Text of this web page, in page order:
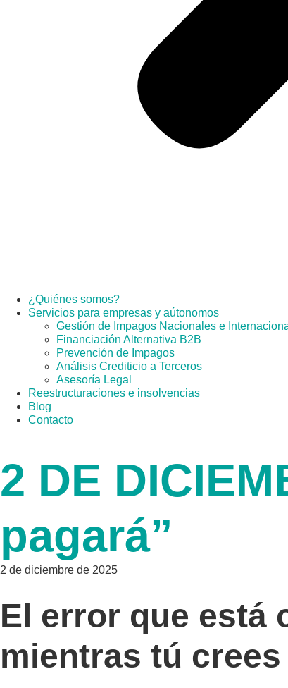
¿Quiénes somos?
Servicios para empresas y aútonomos
Gestión de Impagos Nacionales e
Financiación Alternativa B2B
Prevención de Impagos
Análisis Crediticio a Terceros
Asesoría Legal
Reestructuraciones e insolvencias
Blog
Contacto
2 DE
pagará”
2 de diciembre de 2025
El error que está
mientras tú crees